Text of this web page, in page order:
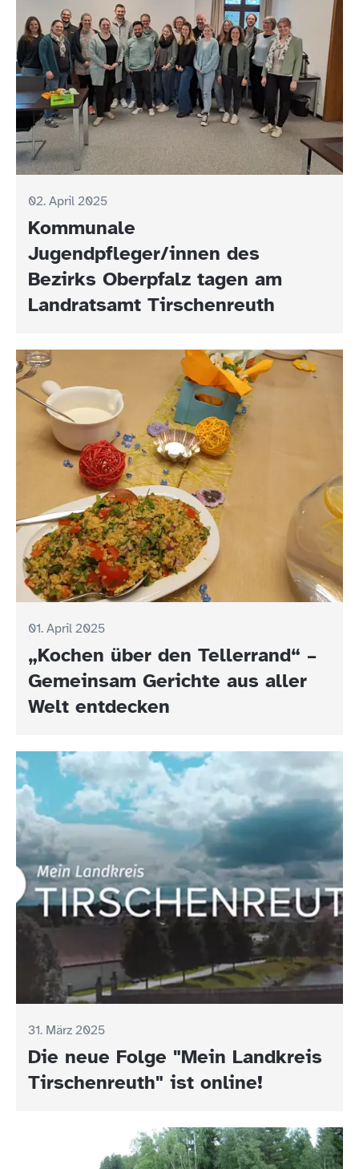
02. April 2025
Kommunale
Jugendpfleger/innen des
Bezirks Oberpfalz tagen am
Landratsamt Tirschenreuth
01. April 2025
„Kochen über den Tellerrand“ –
Gemeinsam Gerichte aus aller
Welt entdecken
31. März 2025
Die neue Folge "Mein Landkreis
Tirschenreuth" ist online!